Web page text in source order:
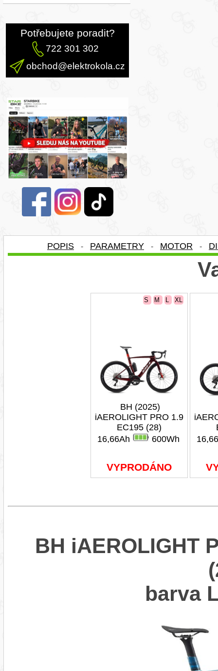
Potřebujete poradit?
722 301 302
obchod@elektrokola.cz
POPIS - PARAMETRY - MOTOR -
S M L XL
BH (2025)
iAEROLIGHT PRO 1.9
EC195 (28)
16,66Ah
600Wh
VYPRODÁNO
BH iAEROLIGHT
barva